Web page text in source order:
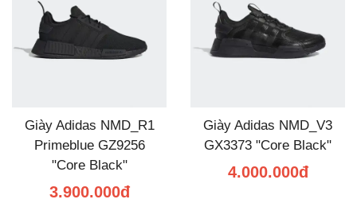
Giày Adidas NMD_R1
Primeblue GZ9256
"Core Black"
3.900.000đ
Giày Adidas NMD_V3
GX3373 "Core Black"
4.000.000đ